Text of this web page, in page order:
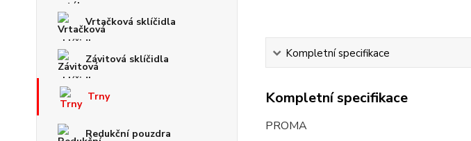
Vrtačková sklíčidla
Závitová sklíčidla
Trny
Redukční pouzdra
Kompletní specifikace
Kompletní specifikace
PROMA